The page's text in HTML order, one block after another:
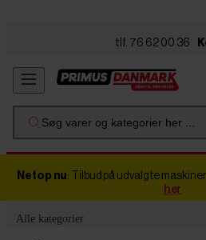
tlf. 76 62 00 36
Søg varer og kategorier her ...
Netop nu: Tilbud på udvalgte
her
Alle kategorier